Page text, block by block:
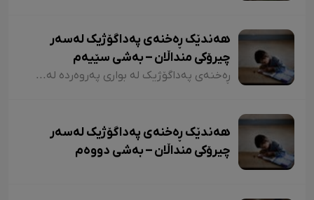
هەندێک ڕەخنەی پەداگۆژیک لەسەر
چیرۆکی منداڵان – بەشی سێیەم
ڕەخنەی پەداگۆژیک لە بواری پەروەردە لەسەر چیرۆکی منداڵان؛ هەندێکجار لە چیرۆکی منداڵاندا تووشی ئەو جۆرە وشەیە دەبین کە کاریگەرییان لەسەر مێشکی منداڵان دەبێت و ڕێگەیان پێ دەدات بیرۆکەیەکی خراپ لە مێشکیاندا دروست بکەن. بۆ نموونە دەتوانین لێرەدا سەرنجەکانمان لەسەر چیرۆکی "تیتی و پیرێ، کال و سێڤێ و نیسکۆ" بخەینەڕوو. لە بەشێکی چیرۆکی "تیتی و پیرێ"دا وەها دەڵێت:
هەندێک ڕەخنەی پەداگۆژیک لەسەر
چیرۆکی منداڵان – بەشی دووەم